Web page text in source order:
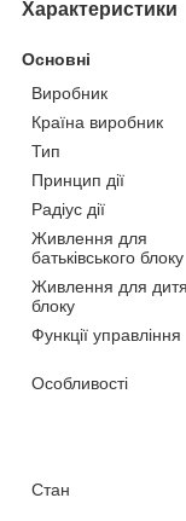
Характеристики
Основні
Виробник
Країна виробник
Тип
Принцип дії
Радіус дії
Живлення для
батьківського блоку
Живлення для
блоку
Функції управління
Особливості
Стан